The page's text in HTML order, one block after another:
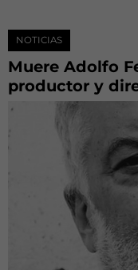
NOTICIAS
Muere Adolfo
productor y